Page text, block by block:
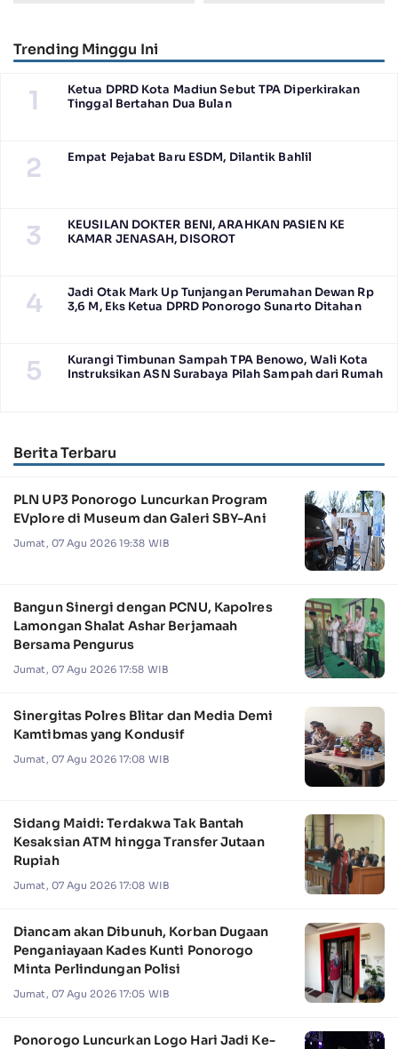
Trending Minggu Ini
1
Ketua DPRD Kota Madiun Sebut TPA Diperkirakan
Tinggal Bertahan Dua Bulan
2 Empat Pejabat Baru ESDM, Dilantik Bahlil
3
KEUSILAN DOKTER BENI, ARAHKAN PASIEN KE
KAMAR JENASAH, DISOROT
4
Jadi Otak Mark Up Tunjangan Perumahan Dewan Rp
3,6 M, Eks Ketua DPRD Ponorogo Sunarto Ditahan
5
Kurangi Timbunan Sampah TPA Benowo, Wali Kota
Instruksikan ASN Surabaya Pilah Sampah dari Rumah
Berita Terbaru
PLN UP3 Ponorogo Luncurkan Program
EVplore di Museum dan Galeri SBY-Ani
Jumat, 07 Agu 2026 19:38 WIB
Bangun Sinergi dengan PCNU, Kapolres
Lamongan Shalat Ashar Berjamaah
Bersama Pengurus
Jumat, 07 Agu 2026 17:58 WIB
Sinergitas Polres Blitar dan Media Demi
Kamtibmas yang Kondusif
Jumat, 07 Agu 2026 17:08 WIB
Sidang Maidi: Terdakwa Tak Bantah
Kesaksian ATM hingga Transfer Jutaan
Rupiah
Jumat, 07 Agu 2026 17:08 WIB
Diancam akan Dibunuh, Korban Dugaan
Penganiayaan Kades Kunti Ponorogo
Minta Perlindungan Polisi
Jumat, 07 Agu 2026 17:05 WIB
Ponorogo Luncurkan Logo Hari Jadi Ke-